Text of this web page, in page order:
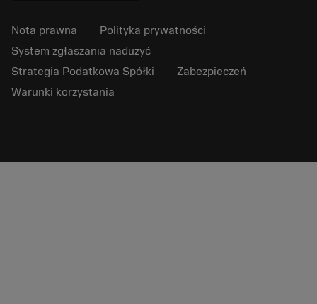
Nota prawna
Polityka prywatności
System zgłaszania nadużyć
Strategia Podatkowa Spółki
Zabezpieczeń
Warunki korzystania